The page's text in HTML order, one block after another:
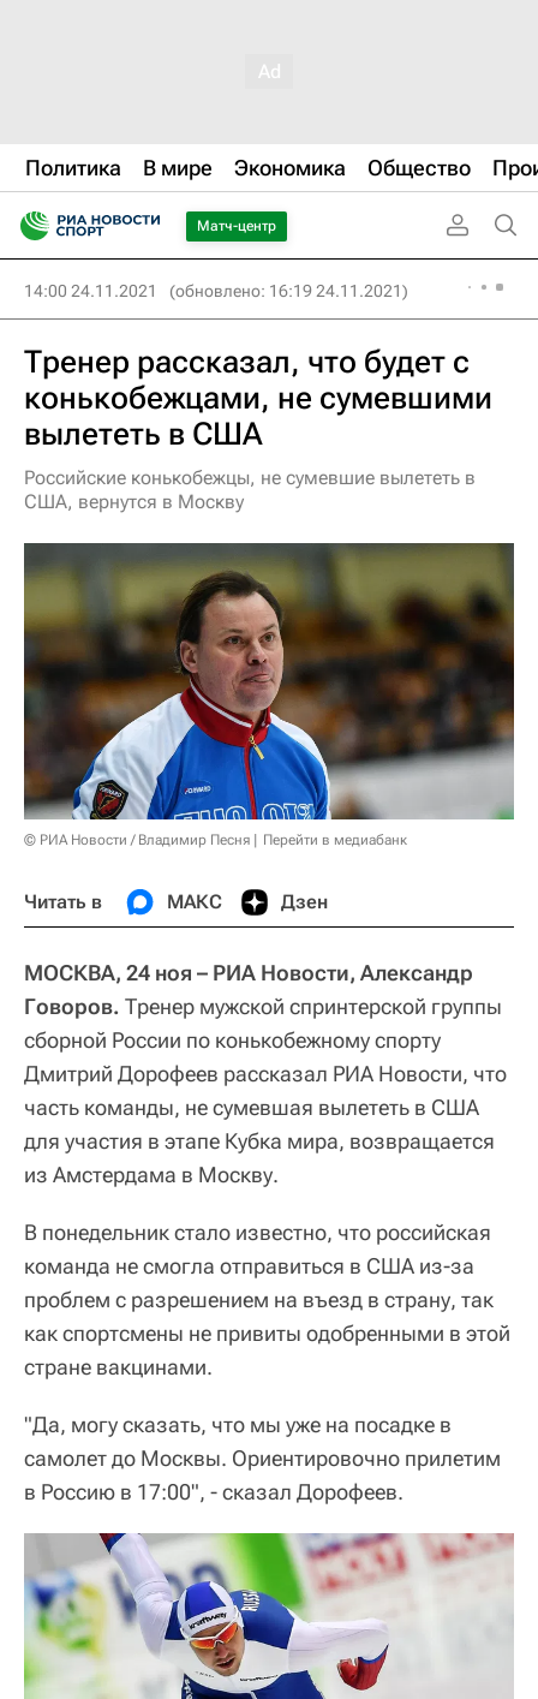
Политика В мире Экономика Общество
Матч-центр
14:00 24.11.2021 (обновлено: 16:19 24.11.2021)
Тренер рассказал, что будет с
конькобежцами, не сумевшими
вылететь в США
Российские конькобежцы, не сумевшие вылететь в
США, вернутся в Москву
© РИА Новости / Владимир Песня Перейти в медиабанк
Читать в МАКС Дзен
МОСКВА, 24 ноя – РИА Новости, Александр
Говоров. Тренер мужской спринтерской группы
сборной России по конькобежному спорту
Дмитрий Дорофеев рассказал РИА Новости, что
часть команды, не сумевшая вылететь в США
для участия в этапе Кубка мира, возвращается
из Амстердама в Москву.
В понедельник стало известно, что российская
команда не смогла отправиться в США из-за
проблем с разрешением на въезд в страну, так
как спортсмены не привиты одобренными в этой
стране вакцинами.
"Да, могу сказать, что мы уже на посадке в
самолет до Москвы. Ориентировочно прилетим
в Россию в 17:00", - сказал Дорофеев.